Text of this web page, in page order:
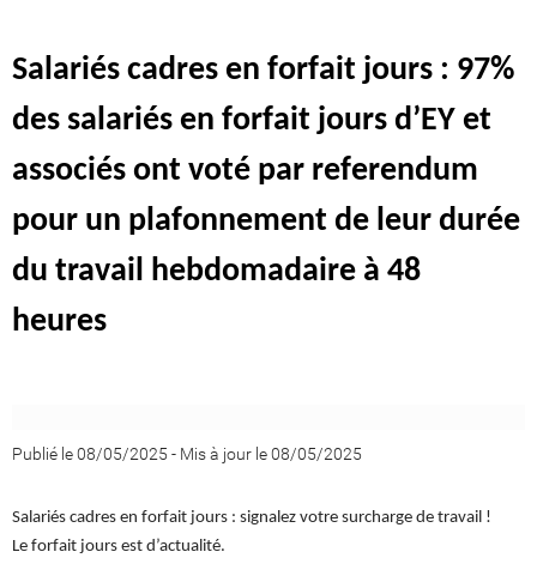
Salariés cadres en forfait jours : 97%
des salariés en forfait jours d’EY et
associés ont voté par referendum
pour un plafonnement de leur durée
du travail hebdomadaire à 48
heures
Publié le 08/05/2025 - Mis à jour le 08/05/2025
Salariés cadres en forfait jours : signalez votre surcharge de travail !
Le forfait jours est d’actualité.